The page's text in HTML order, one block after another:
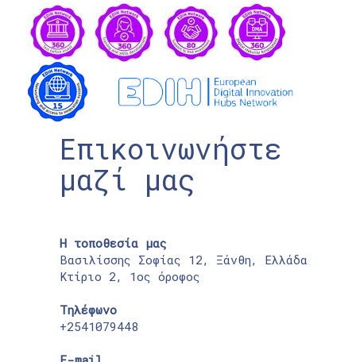
Επικοινωνήστε
μαζί μας
Η τοποθεσία μας
Βασιλίσσης Σοφίας 12, Ξάνθη, Ελλάδα
Κτίριο 2, 1ος όροφος
Τηλέφωνο
+2541079448